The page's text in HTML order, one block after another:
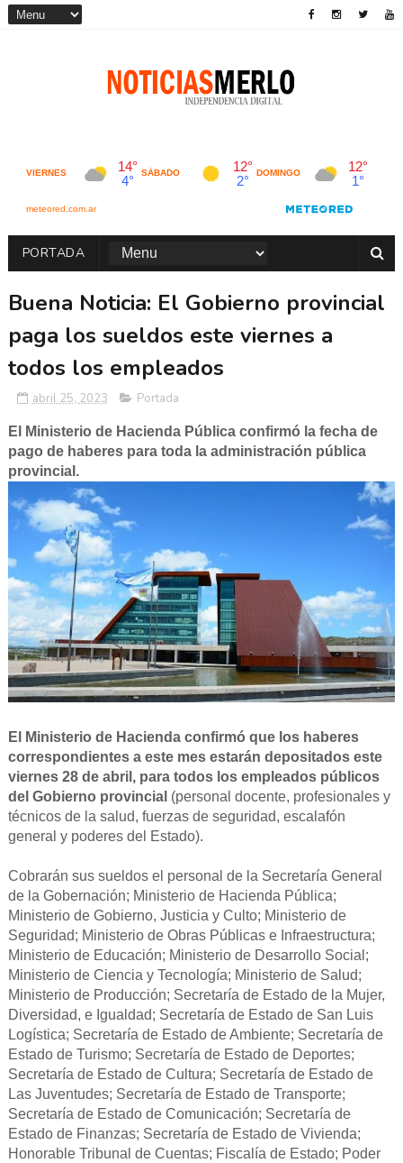
PORTADA
Buena Noticia: El Gobierno provincial
paga los sueldos este viernes a
todos los empleados
abril 25, 2023 Portada
El Ministerio de Hacienda Pública confirmó la fecha de
pago de haberes para toda la administración pública
provincial.
El Ministerio de Hacienda confirmó que los haberes
correspondientes a este mes estarán depositados este
viernes 28 de abril, para todos los empleados públicos
del Gobierno provincial (personal docente, profesionales y
técnicos de la salud, fuerzas de seguridad, escalafón
general y poderes del Estado).
Cobrarán sus sueldos el personal de la Secretaría General
de la Gobernación; Ministerio de Hacienda Pública;
Ministerio de Gobierno, Justicia y Culto; Ministerio de
Seguridad; Ministerio de Obras Públicas e Infraestructura;
Ministerio de Educación; Ministerio de Desarrollo Social;
Ministerio de Ciencia y Tecnología; Ministerio de Salud;
Ministerio de Producción; Secretaría de Estado de la Mujer,
Diversidad, e Igualdad; Secretaría de Estado de San Luis
Logística; Secretaría de Estado de Ambiente; Secretaría de
Estado de Turismo; Secretaría de Estado de Deportes;
Secretaría de Estado de Cultura; Secretaría de Estado de
Las Juventudes; Secretaría de Estado de Transporte;
Secretaría de Estado de Comunicación; Secretaría de
Estado de Finanzas; Secretaría de Estado de Vivienda;
Honorable Tribunal de Cuentas; Fiscalía de Estado; Poder